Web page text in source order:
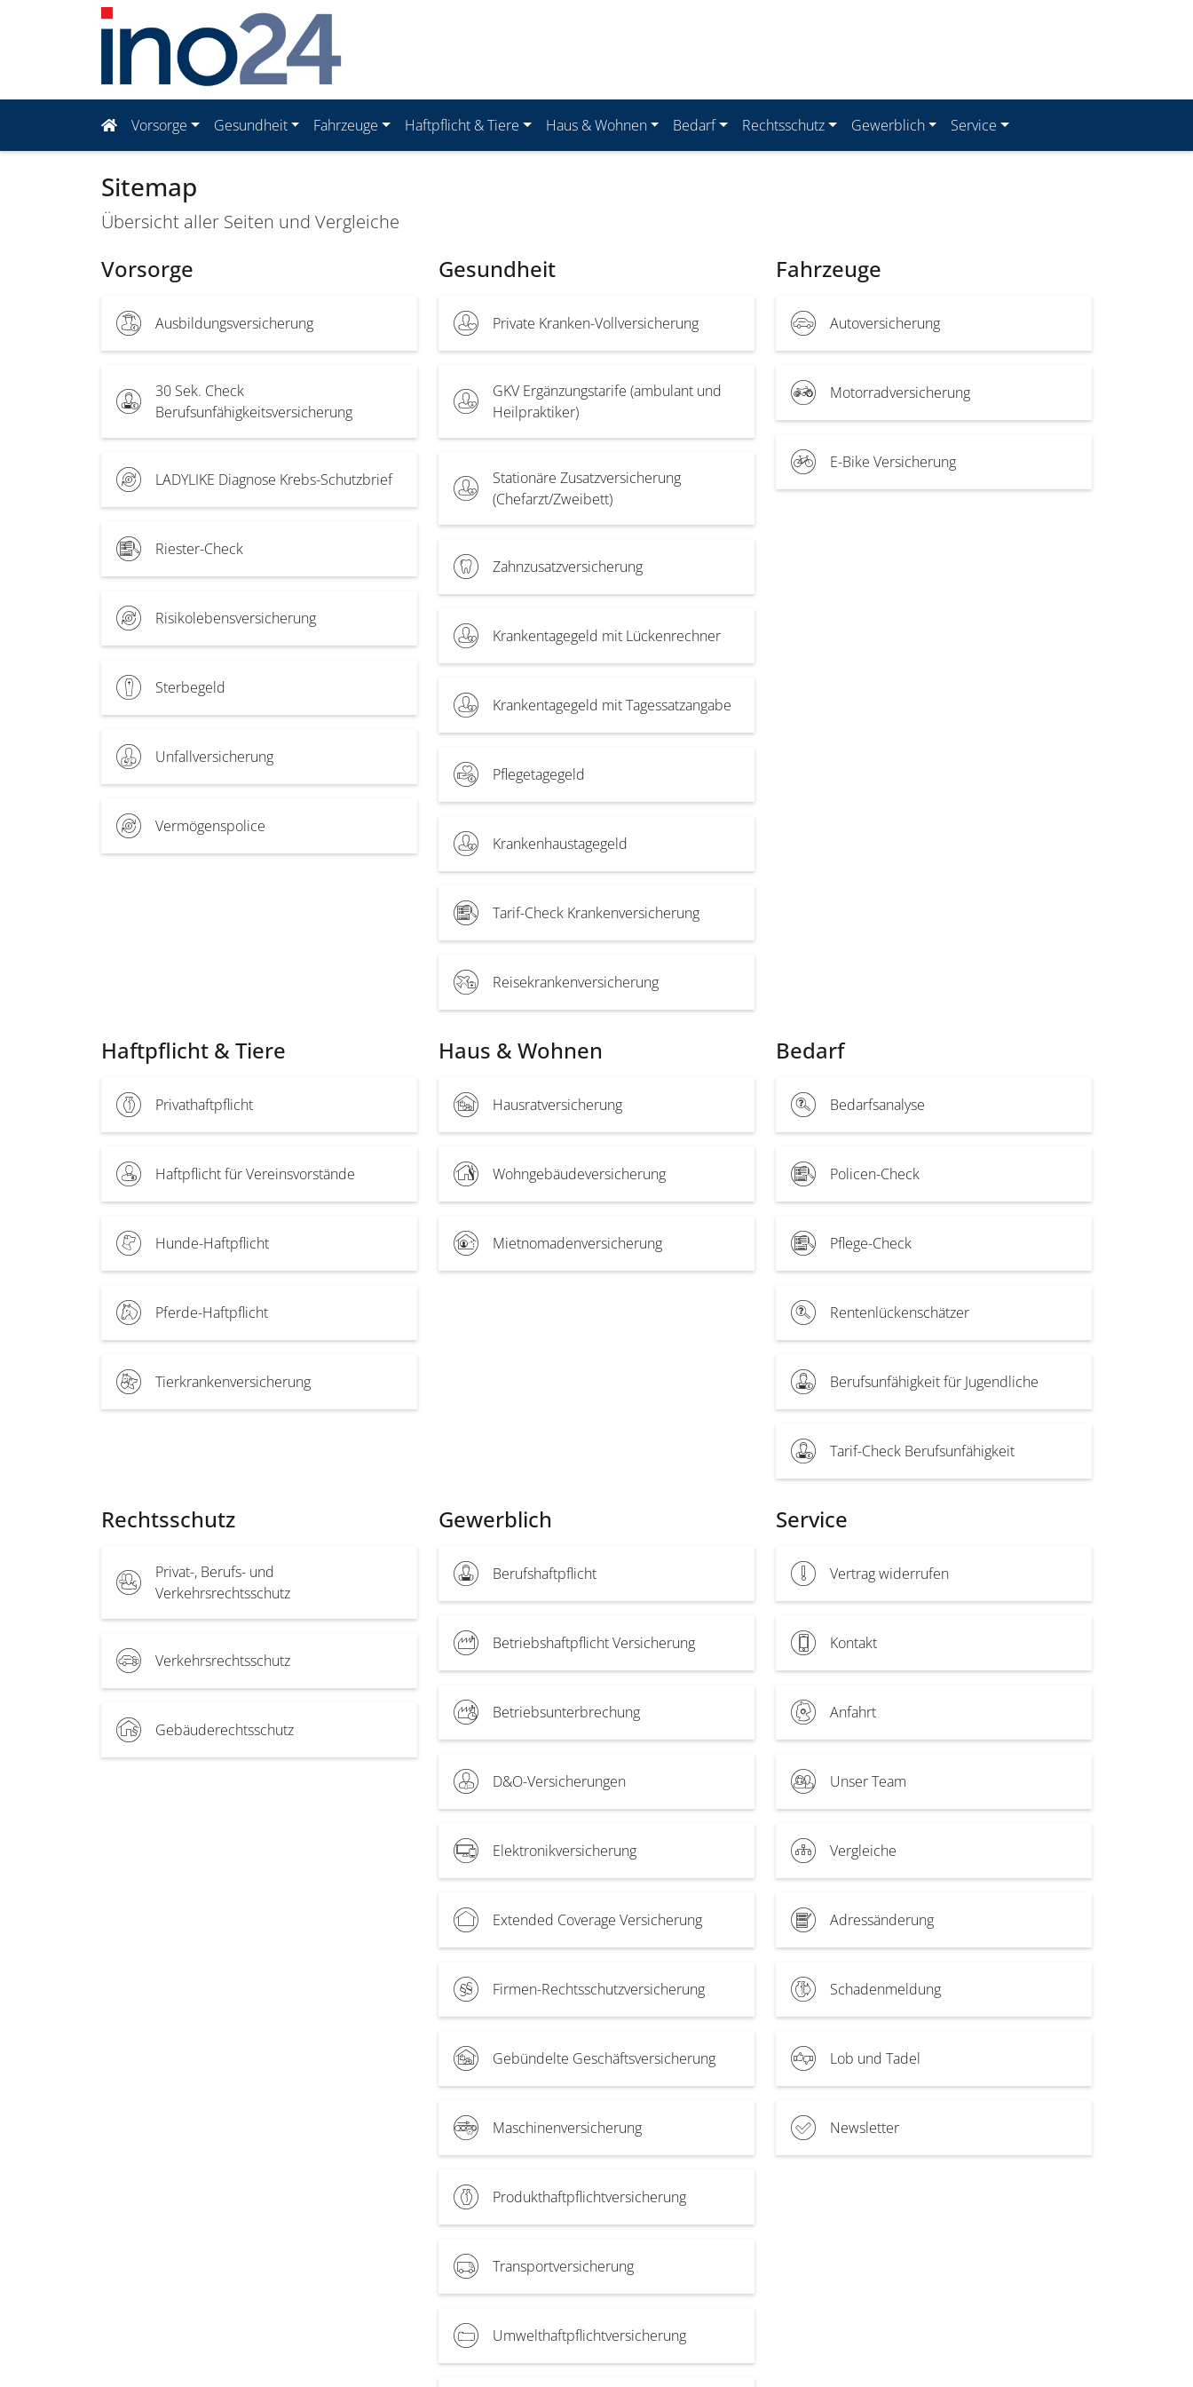
Vorsorge Gesundheit Fahrzeuge Haftpflicht & Tiere Haus & Wohnen Bedarf Rechtsschutz Gewerblich Service
Sitemap
Übersicht aller Seiten und Vergleiche
Vorsorge
Ausbildungsversicherung
30 Sek. Check
Berufsunfähigkeitsversicherung
LADYLIKE Diagnose Krebs-Schutzbrief
Riester-Check
Risikolebensversicherung
Sterbegeld
Unfallversicherung
Vermögenspolice
Gesundheit
Private Kranken-Vollversicherung
GKV Ergänzungstarife (ambulant und
Heilpraktiker)
Stationäre Zusatzversicherung
(Chefarzt/Zweibett)
Zahnzusatzversicherung
Krankentagegeld mit Lückenrechner
Krankentagegeld mit Tagessatzangabe
Pflegetagegeld
Krankenhaustagegeld
Tarif-Check Krankenversicherung
Reisekrankenversicherung
Fahrzeuge
Autoversicherung
Motorradversicherung
E-Bike Versicherung
Haftpflicht & Tiere
Privathaftpflicht
Haftpflicht für Vereinsvorstände
Hunde-Haftpflicht
Pferde-Haftpflicht
Tierkrankenversicherung
Haus & Wohnen
Hausratversicherung
Wohngebäudeversicherung
Mietnomadenversicherung
Bedarf
Bedarfsanalyse
Policen-Check
Pflege-Check
Rentenlückenschätzer
Berufsunfähigkeit für Jugendliche
Tarif-Check Berufsunfähigkeit
Rechtsschutz
Privat-, Berufs- und
Verkehrsrechtsschutz
Verkehrsrechtsschutz
Gebäuderechtsschutz
Gewerblich
Berufshaftpflicht
Betriebshaftpflicht Versicherung
Betriebsunterbrechung
D&O-Versicherungen
Elektronikversicherung
Extended Coverage Versicherung
Firmen-Rechtsschutzversicherung
Gebündelte Geschäftsversicherung
Maschinenversicherung
Produkthaftpflichtversicherung
Transportversicherung
Umwelthaftpflichtversicherung
Service
Vertrag widerrufen
Kontakt
Anfahrt
Unser Team
Vergleiche
Adressänderung
Schadenmeldung
Lob und Tadel
Newsletter